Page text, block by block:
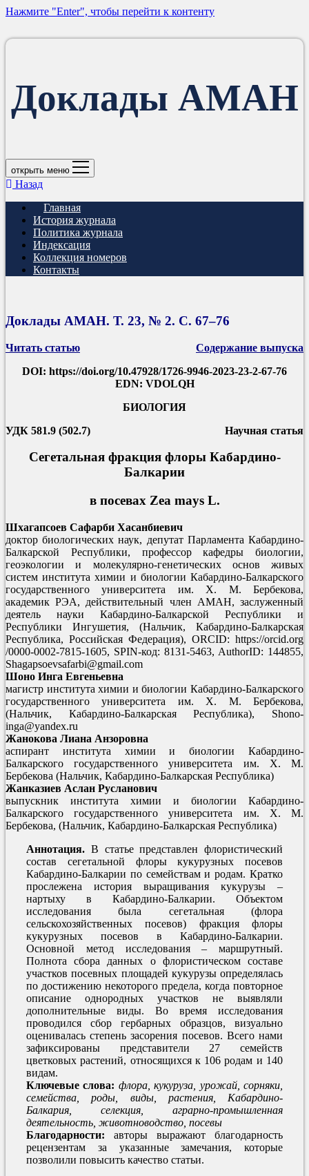
Нажмите "Enter", чтобы перейти к контенту
Доклады АМАН
открыть меню
Назад
Главная
История журнала
Политика журнала
Индексация
Коллекция номеров
Контакты
Доклады АМАН. Т. 23, № 2. С. 67–76
Читать статью
Содержание выпуска
DOI: https://doi.org/10.47928/1726-9946-2023-23-2-67-76
EDN: VDOLQH
БИОЛОГИЯ
УДК 581.9 (502.7)
Научная статья
Сегетальная фракция флоры Кабардино-
Балкарии
в посевах Zea mays L.
Шхагапсоев Сафарби Хасанбиевич
доктор биологических наук, депутат Парламента Кабардино-
Балкарской Республики, профессор кафедры биологии,
геоэкологии и молекулярно-генетических основ живых
систем института химии и биологии Кабардино-Балкарского
государственного университета им. Х. М. Бербекова,
академик РЭА, действительный член АМАН, заслуженный
деятель науки Кабардино-Балкарской Республики и
Республики Ингушетия, (Нальчик, Кабардино-Балкарская
Республика, Российская Федерация), ORCID: https://orcid.org
/0000-0002-7815-1605, SPIN-код: 8131-5463, AuthorID: 144855,
Shagapsoevsafarbi@gmail.com
Шоно Инга Евгеньевна
магистр института химии и биологии Кабардино-Балкарского
государственного университета им. X. М. Бербекова,
(Нальчик, Кабардино-Балкарская Республика), Shono-
inga@yandex.ru
Жанокова Лиана Анзоровна
аспирант института химии и биологии Кабардино-
Балкарского государственного университета им. X. М.
Бербекова (Нальчик, Кабардино-Балкарская Республика)
Жанказиев Аслан Русланович
выпускник института химии и биологии Кабардино-
Балкарского государственного университета им. X. М.
Бербекова, (Нальчик, Кабардино-Балкарская Республика)
Аннотация. В статье представлен флористический
состав сегетальной флоры кукурузных посевов
Кабардино-Балкарии по семействам и родам. Кратко
прослежена история выращивания кукурузы –
нартыху в Кабардино-Балкарии. Объектом
исследования была сегетальная (флора
сельскохозяйственных посевов) фракция флоры
кукурузных посевов в Кабардино-Балкарии.
Основной метод исследования – маршрутный.
Полнота сбора данных о флористическом составе
участков посевных площадей кукурузы определялась
по достижению некоторого предела, когда повторное
описание однородных участков не выявляли
дополнительные виды. Во время исследования
проводился сбор гербарных образцов, визуально
оценивалась степень засорения посевов. Всего нами
зафиксированы представители 27 семейств
цветковых растений, относящихся к 106 родам и 140
видам.
Ключевые слова: флора, кукуруза, урожай, сорняки,
семейства, роды, виды, растения, Кабардино-
Балкария, селекция, аграрно-промышленная
деятельность, животноводство, посевы
Благодарности: авторы выражают благодарность
рецензентам за указанные замечания, которые
позволили повысить качество статьи.